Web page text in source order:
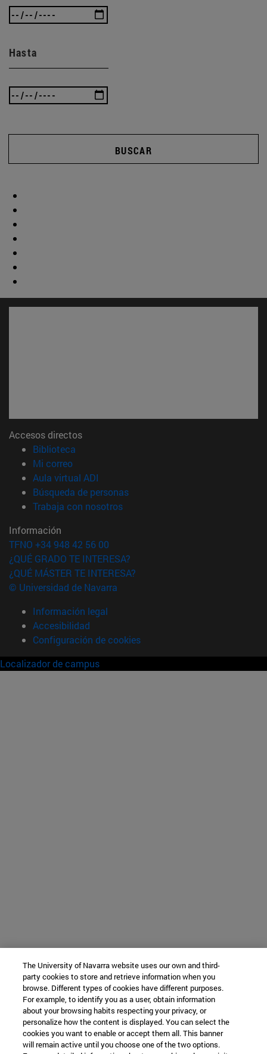
Hasta
BUSCAR
Accesos directos
Biblioteca
Mi correo(abre en nueva ventana)
Aula virtual ADI
Búsqueda de personas(abre en nueva ventana)
Trabaja con nosotros(abre en nueva ventana)
Información
TFNO +34 948 42 56 00
¿QUÉ GRADO TE INTERESA?
¿QUÉ MÁSTER TE INTERESA?
© Universidad de Navarra
Información legal
Accesibilidad
Configuración de cookies
Localizador de campus
The University of Navarra website uses our own and third-
party cookies to store and retrieve information when you
browse. Different types of cookies have different purposes.
For example, to identify you as a user, obtain information
about your browsing habits respecting your privacy, or
personalize how the content is displayed. You can select the
cookies you want to enable or accept them all. This banner
will remain active until you choose one of the two options.